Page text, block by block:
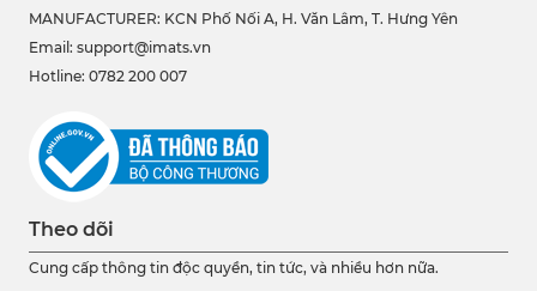
MANUFACTURER: KCN Phố Nối A, H. Văn Lâm, T. Hưng Yên
Email: support@imats.vn
Hotline: 0782 200 007
Theo dõi
Cung cấp thông tin độc quyền, tin tức, và nhiều hơn nữa.